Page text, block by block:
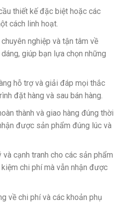
thiết kế đặc biệt hoặc các
cách linh hoạt.
nghiệp và tận tâm về
giúp bạn lựa chọn những
hỗ trợ và giải đáp mọi thắc
đặt hàng và sau bán hàng.
thành và giao hàng đúng thời
được sản phẩm đúng lúc và
cạnh tranh cho các sản phẩm
chi phí mà vẫn nhận được
về chi phí và các khoản phụ